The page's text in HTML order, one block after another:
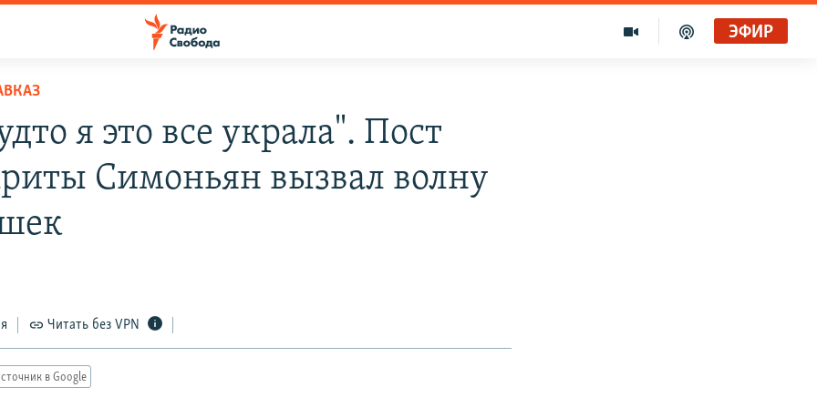
ЭФИР
я это все украла". Пост
Симоньян вызвал волну
Читать без VPN
в Google